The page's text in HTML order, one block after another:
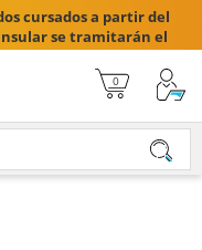
cursados a partir del
se tramitarán el
